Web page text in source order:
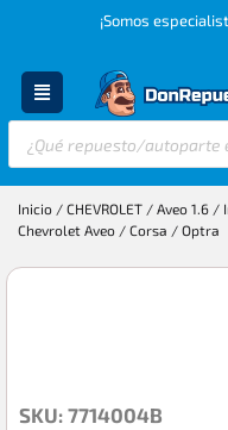
¡Somos
Inicio / CHEVROLET / Aveo 1.6 /
Chevrolet Aveo / Corsa / Optra
SKU: 7714004B